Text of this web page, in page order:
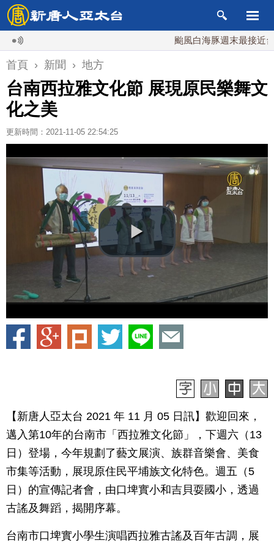
颱風白海豚週末最接近台灣 最
首頁 › 新聞 › 地方
台南西拉雅文化節 展現原民樂舞文
化之美
更新時間：2021-11-05 22:54:25
【新唐人亞太台 2021 年 11 月 05 日訊】歡迎回來，
邁入第10年的台南市「西拉雅文化節」，下週六（13
日）登場，今年規劃了藝文展演、族群音樂會、美食
市集等活動，展現原住民平埔族文化特色。週五（5
日）的宣傳記者會，由口埤實小和吉貝耍國小，透過
古謠及舞蹈，揭開序幕。
台南市口埤實小學生演唱西拉雅古謠及百年古調，展